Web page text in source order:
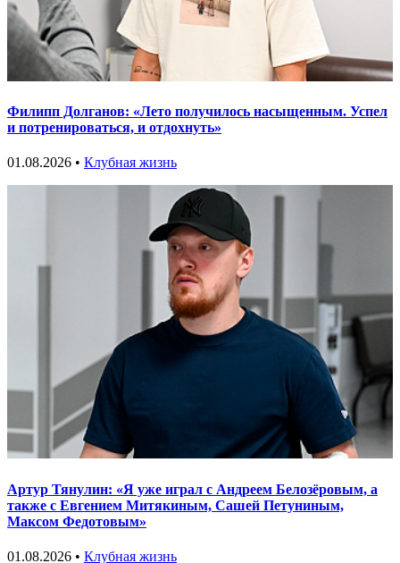
Филипп Долганов: «Лето получилось насыщенным. Успел
и потренироваться, и отдохнуть»
01.08.2026 • Клубная жизнь
Артур Тянулин: «Я уже играл с Андреем Белозёровым, а
также с Евгением Митякиным, Сашей Петуниным,
Максом Федотовым»
01.08.2026 • Клубная жизнь